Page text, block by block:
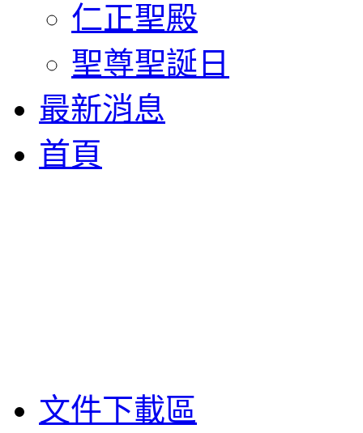
仁正聖殿
聖尊聖誕日
最新消息
首頁
文件下載區